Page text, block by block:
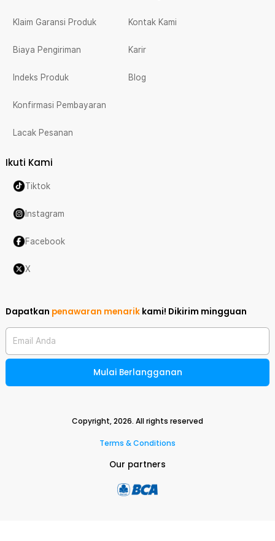
Klaim Garansi Produk
Biaya Pengiriman
Indeks Produk
Konfirmasi Pembayaran
Lacak Pesanan
Kontak Kami
Karir
Blog
Ikuti Kami
Tiktok
Instagram
Facebook
X
Dapatkan penawaran menarik kami! Dikirim mingguan
Email Anda
Mulai Berlangganan
Copyright,2026. All rights reserved
Terms & Conditions
Our partners